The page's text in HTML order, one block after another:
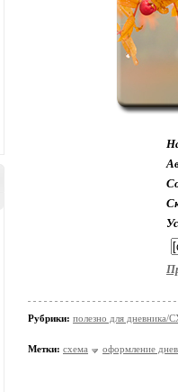
Рубрики: полезно для
Метки: схема оформление